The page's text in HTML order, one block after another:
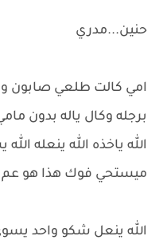
حنين...مدري
امي كالت طلعي صابون
برجله وكال ياله بدون
الله ياخذه الله ينعله
ميستحي فوك هذا هو عم
الله ينعل شكو واحد